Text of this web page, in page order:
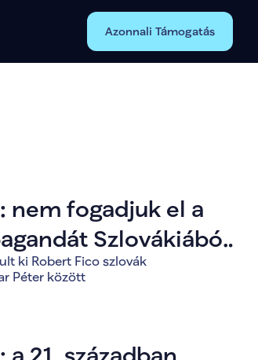
Azonnali Támogatás
nem fogadjuk el a
Szlovákiából
ki Robert Fico szlovák
Péter között
21. században